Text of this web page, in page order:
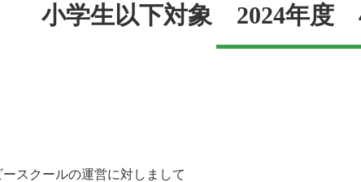
小学生以下対象 2024年度
スクールの運営に対しまして